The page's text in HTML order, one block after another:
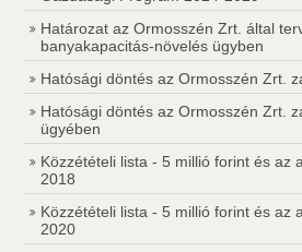
Határozat az Ormosszén Zrt. által
banyakapacitás-növelés ügyben
Hatósági döntés az Ormosszén Zrt.
Hatósági döntés az Ormosszén Zrt.
ügyében
Közzétételi lista - 5 millió forint és az
2018
Közzétételi lista - 5 millió forint és az
2020